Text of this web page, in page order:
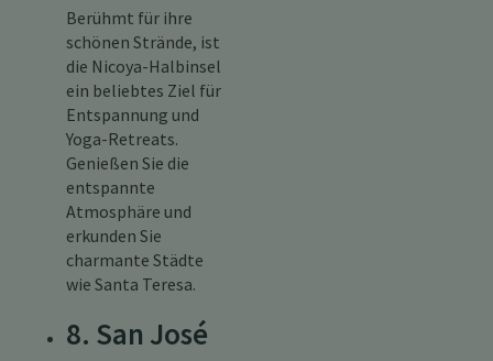
Berühmt für ihre
schönen Strände, ist
die Nicoya-Halbinsel
ein beliebtes Ziel für
Entspannung und
Yoga-Retreats.
Genießen Sie die
entspannte
Atmosphäre und
erkunden Sie
charmante Städte
wie Santa Teresa.
8. San José